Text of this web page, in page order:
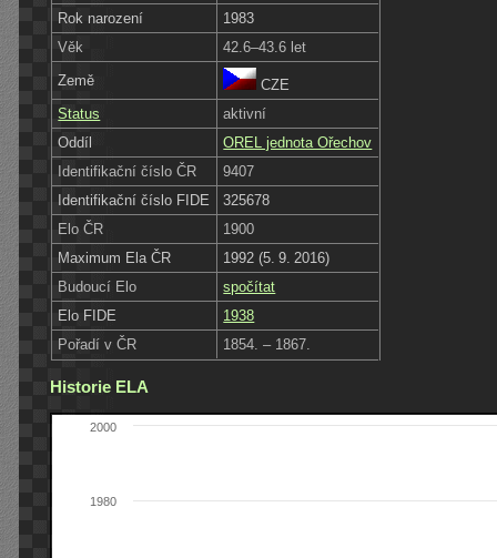
Rok narození
1983
Věk
42.6–43.6 let
Země
CZE
Status
aktivní
Oddíl
OREL jednota Ořechov
Identifikační číslo ČR
9407
Identifikační číslo FIDE
325678
Elo ČR
1900
Maximum Ela ČR
1992 (5. 9. 2016)
Budoucí Elo
spočítat
Elo FIDE
1938
Pořadí v ČR
1854. – 1867.
Historie ELA
1980
2000